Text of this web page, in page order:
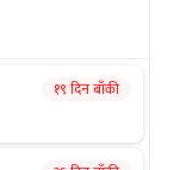
१९ दिन बाँकी